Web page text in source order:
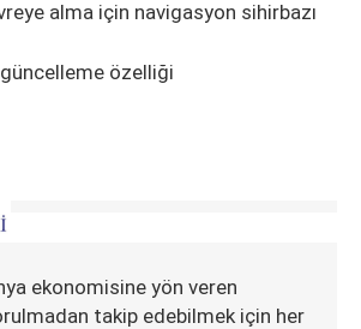
alma için navigasyon sihirbazı
güncelleme özelliği
ekonomisine yön veren
takip edebilmek için her